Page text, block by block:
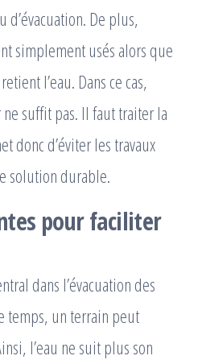
De plus,
simplement usés alors que
l’eau. Dans ce cas,
suffit pas. Il faut traiter la
donc d’éviter les travaux
solution durable.
pour faciliter
dans l’évacuation des
temps, un terrain peut
l’eau ne suit plus son